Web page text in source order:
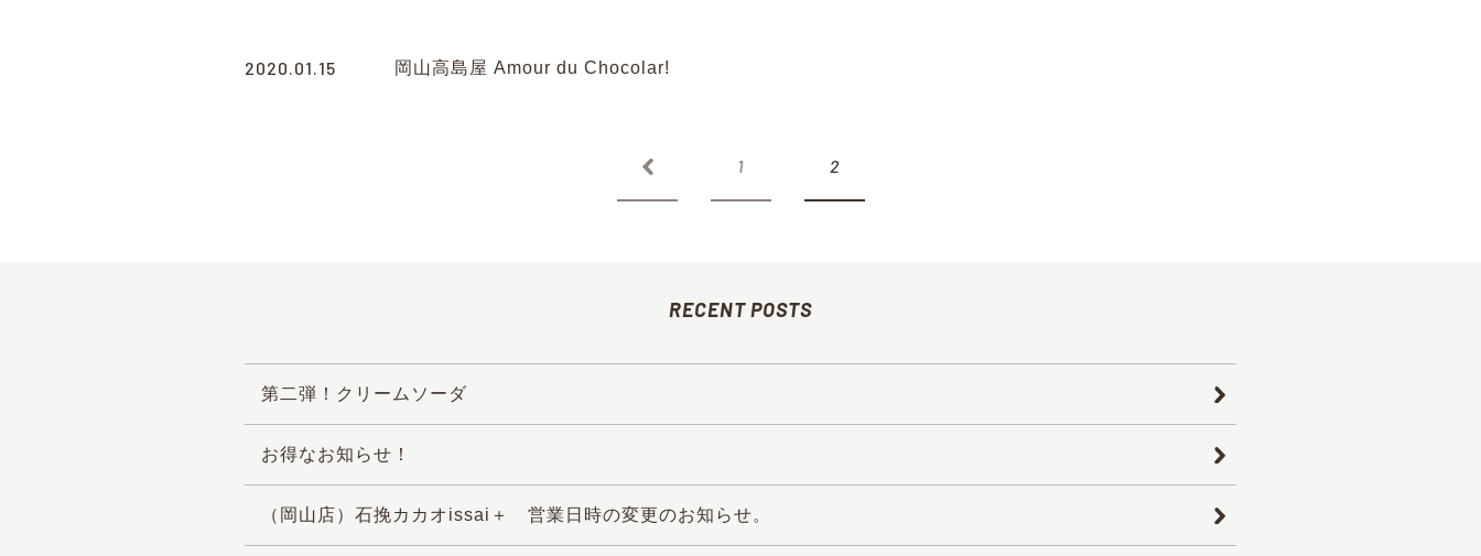
2020.01.15 岡山高島屋 Amour du Chocolar!
1 2
RECENT POSTS
第二弾！クリームソーダ
お得なお知らせ！
（岡山店）石挽カカオissai＋ 営業日時の変更のお知らせ。